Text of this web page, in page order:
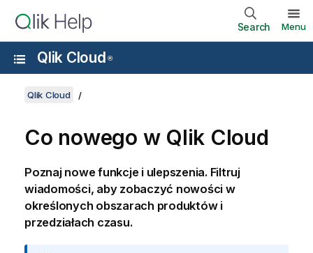
Search Menu
Qlik Cloud ®
Qlik Cloud
Co nowego w Qlik Cloud
Poznaj nowe funkcje i ulepszenia. Filtruj
wiadomości, aby zobaczyć nowości w
określonych obszarach produktów i
przedziałach czasu.